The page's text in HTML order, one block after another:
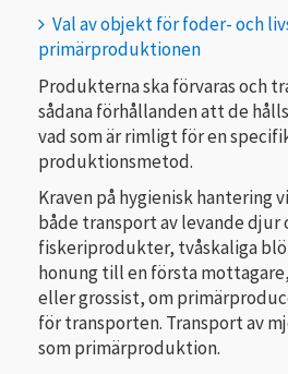
Val av objekt för foder- och
primärproduktionen
Produkterna ska förvaras och
sådana förhållanden att de
vad som är rimligt för en
produktionsmetod.
Kraven på hygienisk hantering
både transport av levande djur
fiskeriprodukter, tvåskaliga
honung till en första
eller grossist, om
för transporten. Transport av
som primärproduktion.